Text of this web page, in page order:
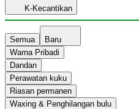
K-Kecantikan
Semua
Baru
Warna Pribadi
Dandan
Perawatan kuku
Riasan permanen
Waxing & Penghilangan bulu